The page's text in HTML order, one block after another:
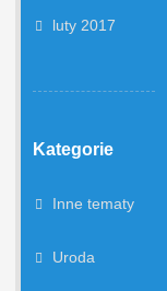
luty 2017
Kategorie
Inne tematy
Uroda